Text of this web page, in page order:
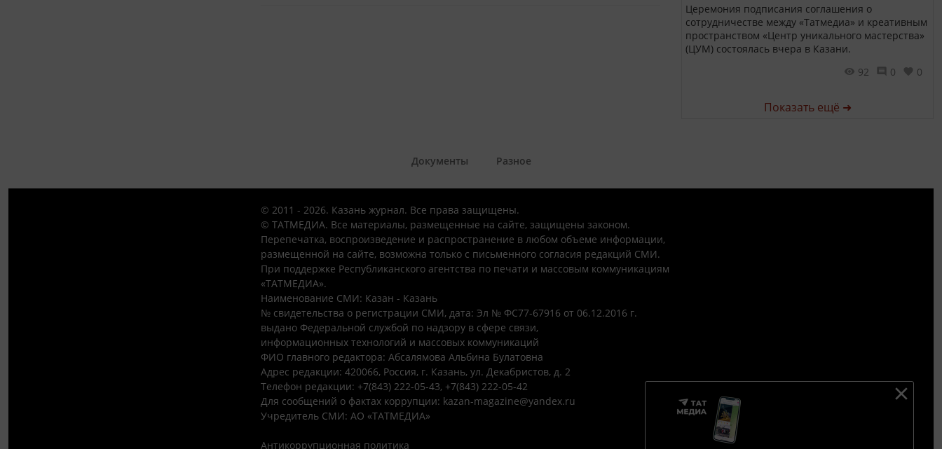
Церемония подписания соглашения о
сотрудничестве между «Татмедиа» и креативным
пространством «Центр уникального мастерства»
(ЦУМ) состоялась вчера в Казани.
92
0 0
Показать ещё ➜
Документы Разное
© 2011 - 2026. Казань журнал. Все права защищены.
© ТАТМЕДИА. Все материалы, размещенные на сайте, защищены законом.
Перепечатка, воспроизведение и распространение в любом объеме информации,
размещенной на сайте, возможна только с письменного согласия редакций СМИ.
При поддержке Республиканского агентства по печати и массовым коммуникациям
«ТАТМЕДИА».
Наименование СМИ: Казан - Казань
№ свидетельства о регистрации СМИ, дата: Эл № ФС77-67916 от 06.12.2016 г.
выдано Федеральной службой по надзору в сфере связи,
информационных технологий и массовых коммуникаций
ФИО главного редактора: Абсалямова Альбина Булатовна
Адрес редакции: 420066, Россия, г. Казань, ул. Декабристов, д. 2
Телефон редакции: +7(843) 222-05-43, +7(843) 222-05-42
Для сообщений о фактах коррупции: kazan-magazine@yandex.ru
Учредитель СМИ: АО «ТАТМЕДИА»
Антикоррупционная политика